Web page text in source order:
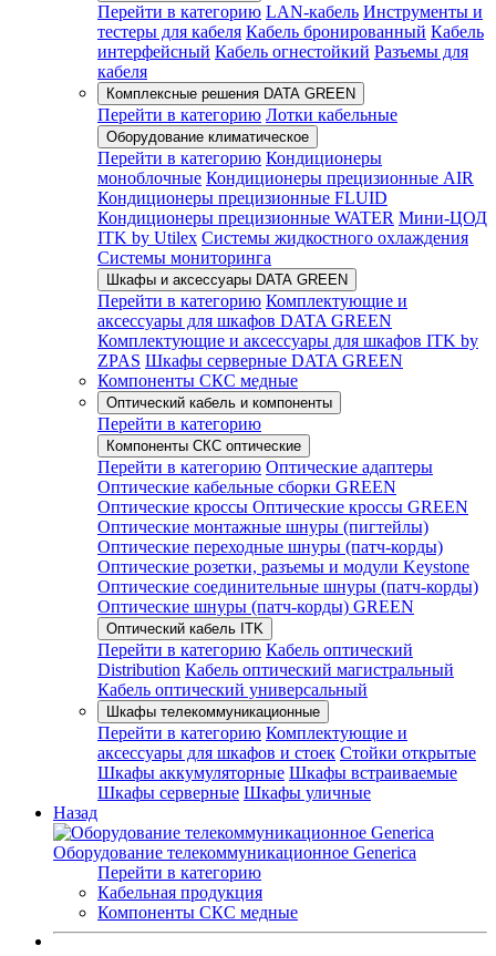
Перейти в категорию LAN-кабель Инструменты и
тестеры для кабеля Кабель бронированный Кабель
интерфейсный Кабель огнестойкий Разъемы для
кабеля
Комплексные решения DATA GREEN
Перейти в категорию Лотки кабельные
Оборудование климатическое
Перейти в категорию Кондиционеры
моноблочные Кондиционеры прецизионные AIR
Кондиционеры прецизионные FLUID
Кондиционеры прецизионные WATER Мини-ЦОД
ITK by Utilex Системы жидкостного охлаждения
Системы мониторинга
Шкафы и аксессуары DATA GREEN
Перейти в категорию Комплектующие и
аксессуары для шкафов DATA GREEN
Комплектующие и аксессуары для шкафов ITK by
ZPAS Шкафы серверные DATA GREEN
Компоненты СКС медные
Оптический кабель и компоненты
Перейти в категорию
Компоненты СКС оптические
Перейти в категорию Оптические адаптеры
Оптические кабельные сборки GREEN
Оптические кроссы Оптические кроссы GREEN
Оптические монтажные шнуры (пигтейлы)
Оптические переходные шнуры (патч-корды)
Оптические розетки, разъемы и модули Keystone
Оптические соединительные шнуры (патч-корды)
Оптические шнуры (патч-корды) GREEN
Оптический кабель ITK
Перейти в категорию Кабель оптический
Distribution Кабель оптический магистральный
Кабель оптический универсальный
Шкафы телекоммуникационные
Перейти в категорию Комплектующие и
аксессуары для шкафов и стоек Стойки открытые
Шкафы аккумуляторные Шкафы встраиваемые
Шкафы серверные Шкафы уличные
Назад
Оборудование телекоммуникационное Generica
Перейти в категорию
Кабельная продукция
Компоненты СКС медные